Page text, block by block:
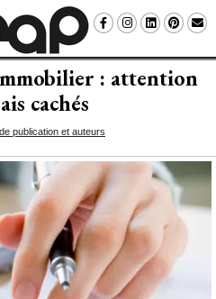
: attention
cachés
publication et auteurs